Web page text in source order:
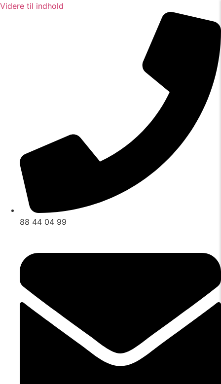
Videre til indhold
88 44 04 99